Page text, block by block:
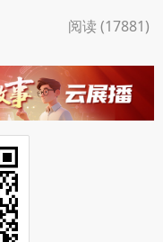
阅读 (17881)